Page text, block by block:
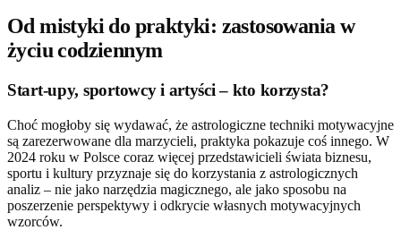
Od mistyki do praktyki: zastosowania w
życiu codziennym
Start-upy, sportowcy i artyści – kto korzysta?
Choć mogłoby się wydawać, że astrologiczne techniki motywacyjne
są zarezerwowane dla marzycieli, praktyka pokazuje coś innego. W
2024 roku w Polsce coraz więcej przedstawicieli świata biznesu,
sportu i kultury przyznaje się do korzystania z astrologicznych
analiz – nie jako narzędzia magicznego, ale jako sposobu na
poszerzenie perspektywy i odkrycie własnych motywacyjnych
wzorców.